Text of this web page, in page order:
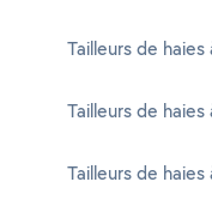
Tailleurs de haies
Tailleurs de
Tailleurs de haies